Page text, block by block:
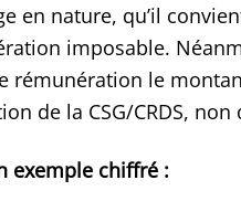
en nature, qu’il
imposable.
rémunération le
de la CSG/CRDS,
exemple chiffré :